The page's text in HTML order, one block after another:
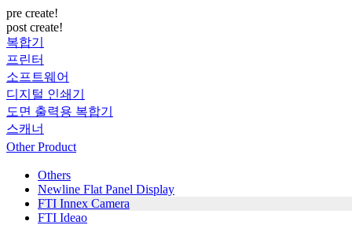
pre create!
post create!
복합기
프린터
소프트웨어
디지털 인쇄기
도면 출력용 복합기
스캐너
Other Product
Others
Newline Flat Panel Display
FTI Innex Camera
FTI Ideao